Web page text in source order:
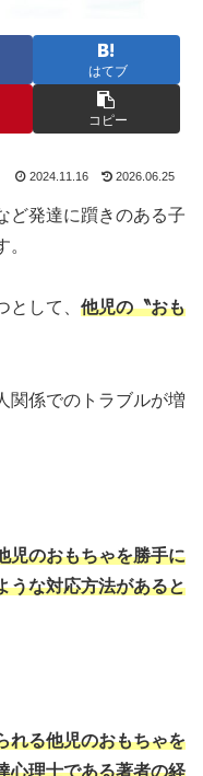
はてブ
コピー
2024.11.16 2026.06.25
ど発達に躓きのある子
して、 他児の〝おも
関係でのトラブルが増
児のおもちゃを勝手に
うな対応方法があると
れる他児のおもちゃを
心理士である著者の経